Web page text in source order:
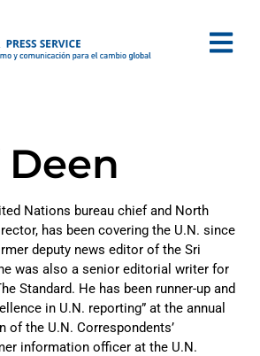
Nations bureau chief and North
has been covering the U.N. since
deputy news editor of the Sri
was also a senior editorial writer for
Standard. He has been runner-up and
in U.N. reporting” at the annual
of the U.N. Correspondents’
information officer at the U.N.